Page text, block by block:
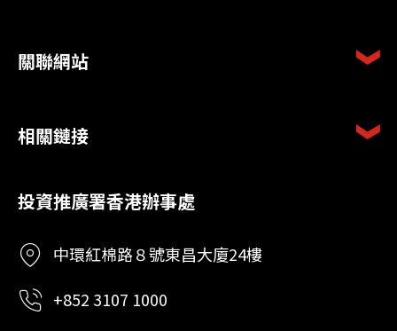
關聯網站
相關鏈接
投資推廣署香港辦事處
中環紅棉路８號東昌大廈24樓
+852 3107 1000